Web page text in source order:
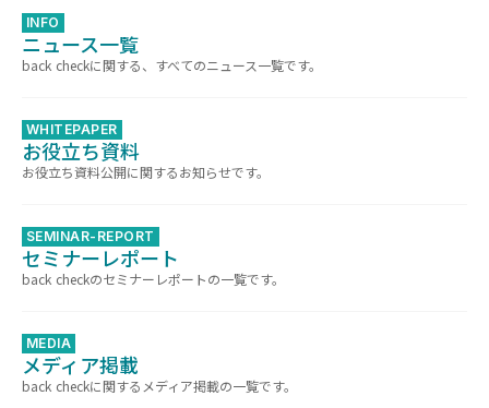
INFO
ニュース一覧
back checkに関する、すべてのニュース一覧です。
WHITEPAPER
お役立ち資料
お役立ち資料公開に関するお知らせです。
SEMINAR-REPORT
セミナーレポート
back checkのセミナーレポートの一覧です。
MEDIA
メディア掲載
back checkに関するメディア掲載の一覧です。